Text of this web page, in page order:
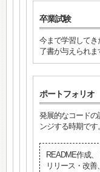
卒業試験
今まで学習して
了書が与えられま
ポートフォリオ
発展的なコード
ンジする時期です。
README作成
リリース・改善